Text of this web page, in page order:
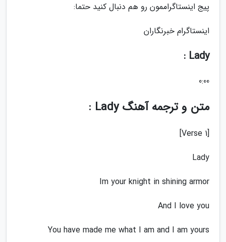
پیج اینستاگراممون رو هم دنبال کنید حتما:
اینستاگرام خبرنگاران
Lady :
0:00
متن و ترجمه آهنگ Lady :
[Verse 1]
Lady
Im your knight in shining armor
And I love you
You have made me what I am and I am yours